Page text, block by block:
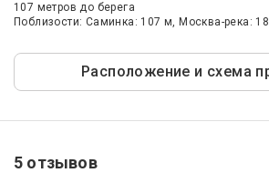
107 метров до берега
Поблизости: Саминка: 107 м, Москва-река:
Расположение и схема
5 отзывов